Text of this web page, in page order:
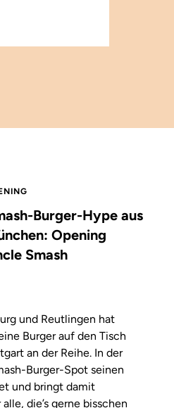
Burger-Hype aus
Opening
Smash
und Reutlingen hat
Burger auf den Tisch
an der Reihe. In der
Burger-Spot seinen
und bringt damit
die’s gerne bisschen